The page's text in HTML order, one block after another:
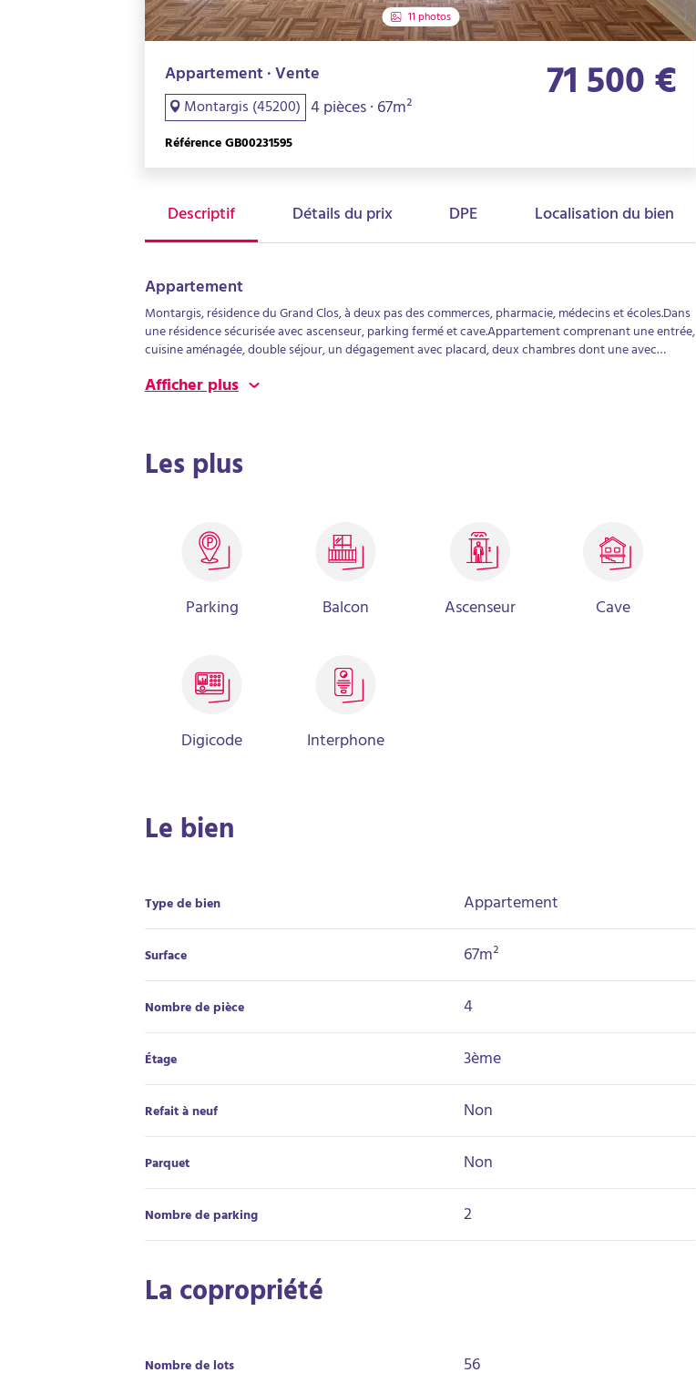
11 photos
Appartement · Vente
Montargis (45200) 4 pièces · 67m² 71 500 €
Référence GB00231595
Descriptif Détails du prix DPE Localisation du bien
Appartement
Montargis, résidence du Grand Clos, à deux pas des commerces, pharmacie, médecins et écoles.Dans
une résidence sécurisée avec ascenseur, parking fermé et cave.Appartement comprenant une entrée,
cuisine aménagée, double séjour, un dégagement avec placard, deux chambres dont une avec
volets roulant électrique.Charges de copropriété comprenant eau chaude et froide ainsi que
Afficher plus
Les plus
Parking Balcon Ascenseur Cave
Digicode Interphone
Le bien
Type de bien Appartement
Surface 67m²
Nombre de pièce 4
Étage 3ème
Refait à neuf Non
Parquet Non
Nombre de parking 2
La copropriété
Nombre de lots 56